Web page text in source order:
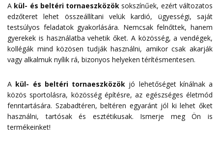
A kül- és beltéri tornaeszközök sokszínűek, ezért változatos
edzőteret lehet összeállítani velük kardió, ügyességi, saját
testsúlyos feladatok gyakorlására. Nemcsak felnőttek, hanem
gyerekek is használatba vehetik őket. A közösség, a vendégek,
kollégák mind közösen tudják használni, amikor csak akarják
vagy alkalmuk nyílik rá, bizonyos helyeken térítésmentesen.
A kül- és beltéri tornaeszközök jó lehetőséget kínálnak a
közös sportolásra, közösség építésre, az egészséges életmód
fenntartására. Szabadtéren, beltéren egyaránt jól ki lehet őket
használni, tartósak és esztétikusak. Ismerje meg Ön is
termékeinket!